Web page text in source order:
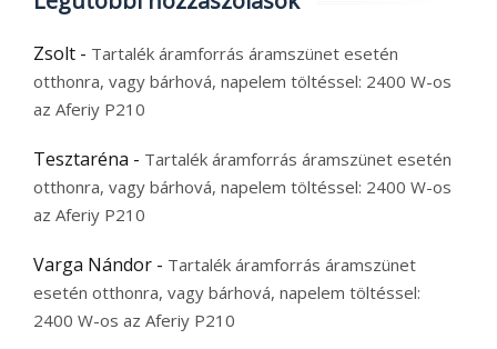
Zsolt - Tartalék áramforrás áramszünet esetén
otthonra, vagy bárhová, napelem töltéssel: 2400 W-os
az Aferiy P210
Tesztaréna - Tartalék áramforrás áramszünet esetén
otthonra, vagy bárhová, napelem töltéssel: 2400 W-os
az Aferiy P210
Varga Nándor - Tartalék áramforrás áramszünet
esetén otthonra, vagy bárhová, napelem töltéssel:
2400 W-os az Aferiy P210